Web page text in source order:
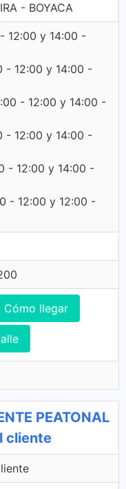
- BOYACA
12:00 y 14:00 -
- 12:00 y 14:00 -
- 12:00 y 14:00 -
- 12:00 y 14:00 -
- 12:00 y 14:00 -
- 12:00 y 12:00 -
Cómo llegar
PEATONAL
cliente